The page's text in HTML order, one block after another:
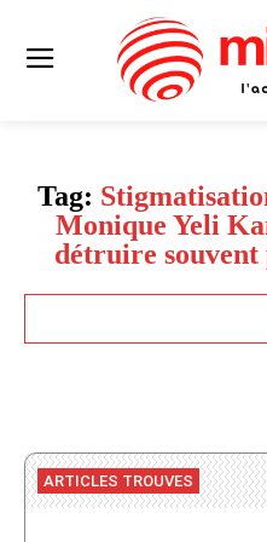
Tag:
Monique Yeli
détruire
ARTICLES TROUVES